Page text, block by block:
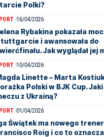
Polki?
16/04/2026
Rybakina pokazała
i awansowała do
Jak wyglądał jej
10/04/2026
Linette – Marta
Polski w BJK Cup.
z Ukrainą?
01/04/2026
Świątek ma nowego
Roig i co to